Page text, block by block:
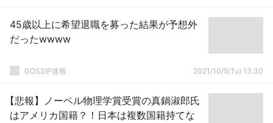
45歳以上に希望退職を募った結果が予想外
だったwwww
GOSSIP速報 2021/10/5(Tu) 13:30
【悲報】ノーベル物理学賞受賞の真鍋淑郎氏
はアメリカ国籍？！日本は複数国籍持てな